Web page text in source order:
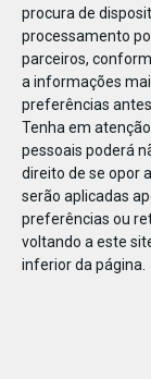
procura de
processamento
parceiros,
a informações
preferências
Tenha em
pessoais poderá
direito de se opor
serão aplicadas
preferências ou
voltando a este
inferior da página.